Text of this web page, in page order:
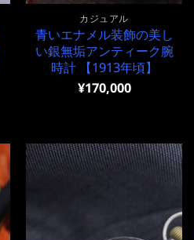
カジュアル
青いエナメル装飾の美し
い銀無垢アンティーク腕
時計 【1913年頃】
¥170,000